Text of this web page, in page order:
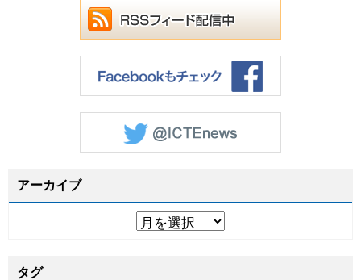
アーカイブ
タグ